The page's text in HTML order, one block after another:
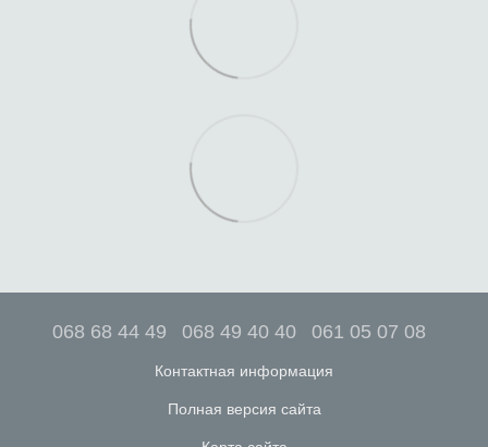
068 68 44 49 068 49 40 40 061 05 07 08
Контактная информация
Полная версия сайта